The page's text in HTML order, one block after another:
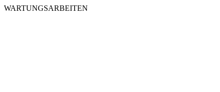
WARTUNGSARBEITEN